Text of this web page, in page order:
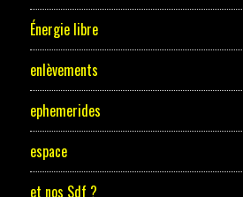
Énergie libre
enlèvements
ephemerides
espace
et nos Sdf ?